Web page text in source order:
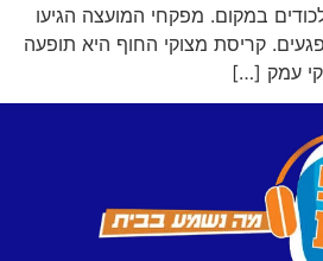
במקום. מפקחי המועצה הגיעו
קריסת מצוקי החוף היא תופעה
עמק […]